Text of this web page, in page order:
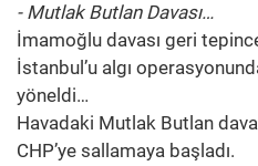
- Mutlak Butlan Davası…
İmamoğlu davası geri
İstanbul’u algı
yöneldi…
Havadaki Mutlak Butlan
CHP’ye sallamaya başladı.